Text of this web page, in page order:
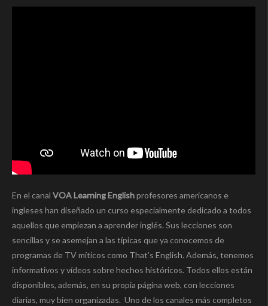
En el canal VOA Learning Englishprofesores americanos e
ingleses han diseñado un curso especialmente dedicado a todos
aquellos que empiezan a aprender inglés. Sus lecciones son
sencillas y se asemejan a las típicas que ya conocemos de
programas de TV míticos como That’s English. Además, tenemos
informativos y vídeos sobre hechos históricos. Todos ellos están
disponibles, además, en su propia página web, con lecciones
diarias, muy bien organizadas. Uno de los canales más completos